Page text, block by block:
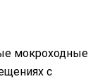
мокроходные
с